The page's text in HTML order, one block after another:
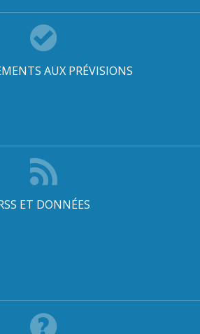
AUX PRÉVISIONS
ET DONNÉES